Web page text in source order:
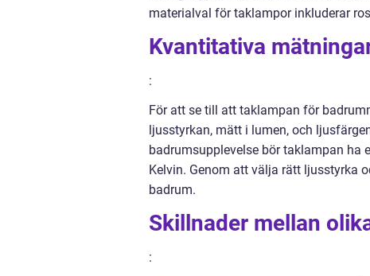
materialval för taklampor inkluderar
Kvantitativa
:
För att se till att taklampan för
ljusstyrkan, mätt i lumen, och
badrumsupplevelse bör taklampan ha
Kelvin. Genom att välja rätt ljusstyrka
badrum.
Skillnader mellan
: